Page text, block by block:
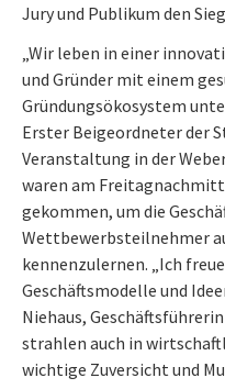
Jury und Publikum den
„Wir leben in einer
und Gründer mit einem
Gründungsökosystem
Erster Beigeordneter der
Veranstaltung in der
waren am
gekommen, um die
Wettbewerbsteilnehmer
kennenzulernen. „Ich
Geschäftsmodelle und
Niehaus,
strahlen auch in
wichtige Zuversicht und